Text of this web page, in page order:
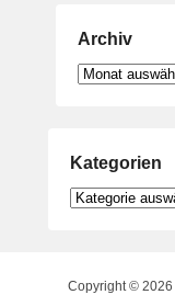
Archiv
Archiv
Kategorien
Kategorien
Copyright © 2026